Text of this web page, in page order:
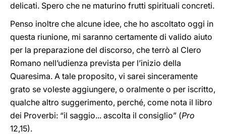
delicati. Spero che ne maturino frutti spirituali concreti.
Penso inoltre che alcune idee, che ho ascoltato oggi in
questa riunione, mi saranno certamente di valido aiuto
per la preparazione del discorso, che terrò al Clero
Romano nell’udienza prevista per l’inizio della
Quaresima. A tale proposito, vi sarei sinceramente
grato se voleste aggiungere, o oralmente o per iscritto,
qualche altro suggerimento, perché, come nota il libro
dei Proverbi: “il saggio... ascolta il consiglio” (Pro
12,15).